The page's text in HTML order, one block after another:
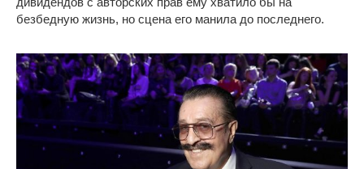
безбедную жизнь, но сцена его манила до последнего.